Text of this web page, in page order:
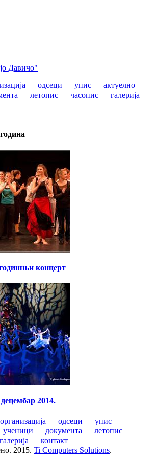
Давичо"
одсеци упис
актуелно
летопис часопис
галерија
концерт
2014.
организација одсеци
упис
ученици документа
летопис
галерија
контакт
2015. Ti Computers Solutions.